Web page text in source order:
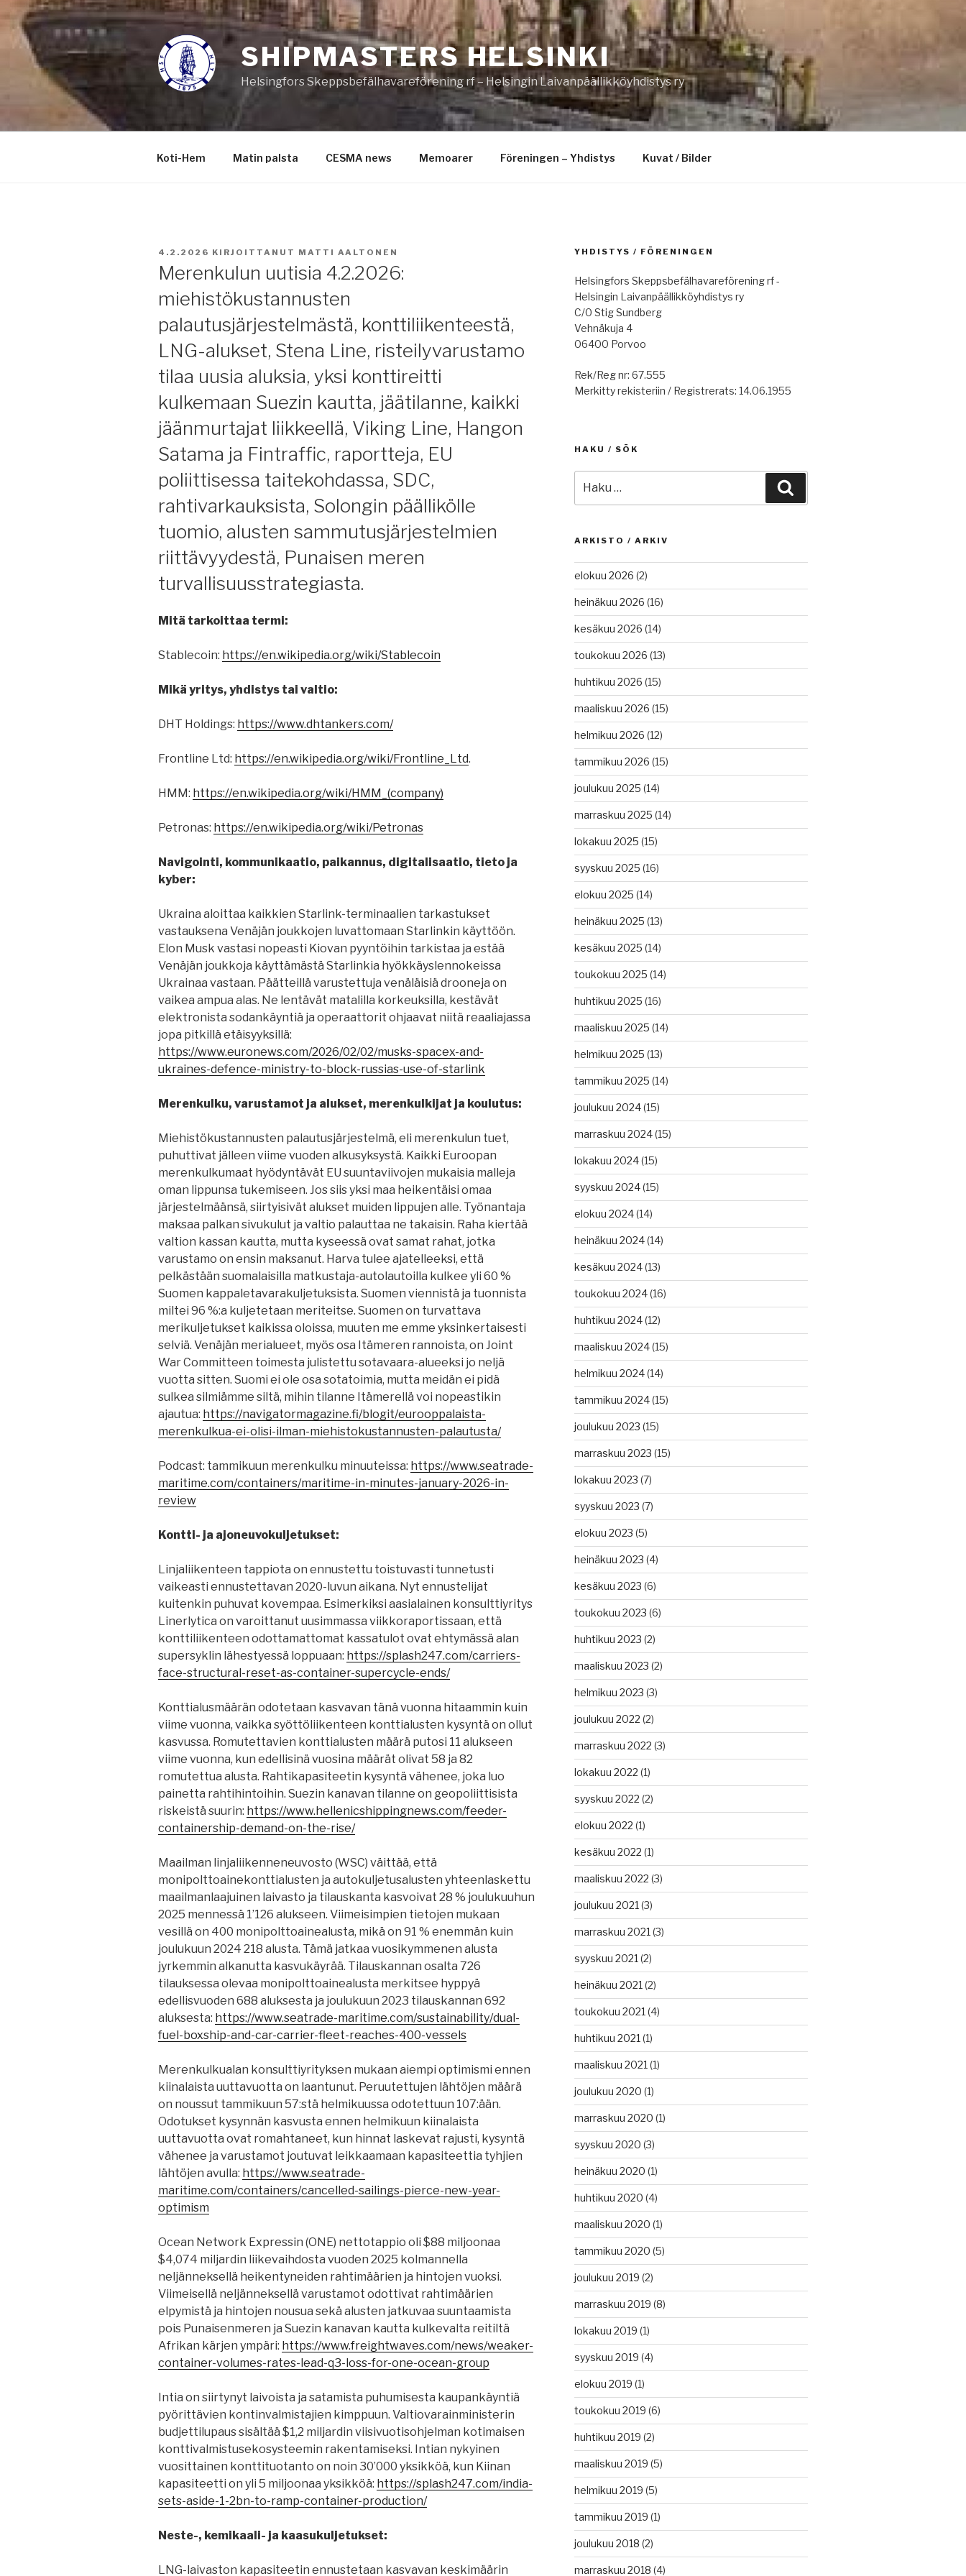
Siirry
sisältöön
SHIPMASTERS HELSINKI
Helsingfors Skeppsbefälhavareförening rf – Helsingin Laivanpäällikköyhdistys ry
Koti-Hem Matin palsta CESMA news Memoarer Föreningen – Yhdistys Kuvat / Bilder
JULKAISTU
4.2.2026 KIRJOITTANUT MATTI AALTONEN
Merenkulun uutisia 4.2.2026:
miehistökustannusten
palautusjärjestelmästä, konttiliikenteestä,
LNG-alukset, Stena Line, risteilyvarustamo
tilaa uusia aluksia, yksi konttireitti
kulkemaan Suezin kautta, jäätilanne, kaikki
jäänmurtajat liikkeellä, Viking Line, Hangon
Satama ja Fintraffic, raportteja, EU
poliittisessa taitekohdassa, SDC,
rahtivarkauksista, Solongin päällikölle
tuomio, alusten sammutusjärjestelmien
riittävyydestä, Punaisen meren
turvallisuusstrategiasta.
Mitä tarkoittaa termi:
Stablecoin: https://en.wikipedia.org/wiki/Stablecoin
Mikä yritys, yhdistys tai valtio:
DHT Holdings: https://www.dhtankers.com/
Frontline Ltd: https://en.wikipedia.org/wiki/Frontline_Ltd.
HMM: https://en.wikipedia.org/wiki/HMM_(company)
Petronas: https://en.wikipedia.org/wiki/Petronas
Navigointi, kommunikaatio, paikannus, digitalisaatio, tieto ja
kyber:
Ukraina aloittaa kaikkien Starlink-terminaalien tarkastukset
vastauksena Venäjän joukkojen luvattomaan Starlinkin käyttöön.
Elon Musk vastasi nopeasti Kiovan pyyntöihin tarkistaa ja estää
Venäjän joukkoja käyttämästä Starlinkia hyökkäyslennokeissa
Ukrainaa vastaan. Päätteillä varustettuja venäläisiä drooneja on
vaikea ampua alas. Ne lentävät matalilla korkeuksilla, kestävät
elektronista sodankäyntiä ja operaattorit ohjaavat niitä reaaliajassa
jopa pitkillä etäisyyksillä:
https://www.euronews.com/2026/02/02/musks-spacex-and-
ukraines-defence-ministry-to-block-russias-use-of-starlink
Merenkulku, varustamot ja alukset, merenkulkijat ja koulutus:
Miehistökustannusten palautusjärjestelmä, eli merenkulun tuet,
puhuttivat jälleen viime vuoden alkusyksystä. Kaikki Euroopan
merenkulkumaat hyödyntävät EU suuntaviivojen mukaisia malleja
oman lippunsa tukemiseen. Jos siis yksi maa heikentäisi omaa
järjestelmäänsä, siirtyisivät alukset muiden lippujen alle. Työnantaja
maksaa palkan sivukulut ja valtio palauttaa ne takaisin. Raha kiertää
valtion kassan kautta, mutta kyseessä ovat samat rahat, jotka
varustamo on ensin maksanut. Harva tulee ajatelleeksi, että
pelkästään suomalaisilla matkustaja-autolautoilla kulkee yli 60 %
Suomen kappaletavarakuljetuksista. Suomen viennistä ja tuonnista
miltei 96 %:a kuljetetaan meriteitse. Suomen on turvattava
merikuljetukset kaikissa oloissa, muuten me emme yksinkertaisesti
selviä. Venäjän merialueet, myös osa Itämeren rannoista, on Joint
War Committeen toimesta julistettu sotavaara-alueeksi jo neljä
vuotta sitten. Suomi ei ole osa sotatoimia, mutta meidän ei pidä
sulkea silmiämme siltä, mihin tilanne Itämerellä voi nopeastikin
ajautua: https://navigatormagazine.fi/blogit/eurooppalaista-
merenkulkua-ei-olisi-ilman-miehistokustannusten-palautusta/
Podcast: tammikuun merenkulku minuuteissa: https://www.seatrade-
maritime.com/containers/maritime-in-minutes-january-2026-in-
review
Kontti- ja ajoneuvokuljetukset:
Linjaliikenteen tappiota on ennustettu toistuvasti tunnetusti
vaikeasti ennustettavan 2020-luvun aikana. Nyt ennustelijat
kuitenkin puhuvat kovempaa. Esimerkiksi aasialainen konsulttiyritys
Linerlytica on varoittanut uusimmassa viikkoraportissaan, että
konttiliikenteen odottamattomat kassatulot ovat ehtymässä alan
supersyklin lähestyessä loppuaan: https://splash247.com/carriers-
face-structural-reset-as-container-supercycle-ends/
Konttialusmäärän odotetaan kasvavan tänä vuonna hitaammin kuin
viime vuonna, vaikka syöttöliikenteen konttialusten kysyntä on ollut
kasvussa. Romutettavien konttialusten määrä putosi 11 alukseen
viime vuonna, kun edellisinä vuosina määrät olivat 58 ja 82
romutettua alusta. Rahtikapasiteetin kysyntä vähenee, joka luo
painetta rahtihintoihin. Suezin kanavan tilanne on geopoliittisista
riskeistä suurin: https://www.hellenicshippingnews.com/feeder-
containership-demand-on-the-rise/
Maailman linjaliikenneneuvosto (WSC) väittää, että
monipolttoainekonttialusten ja autokuljetusalusten yhteenlaskettu
maailmanlaajuinen laivasto ja tilauskanta kasvoivat 28 % joulukuuhun
2025 mennessä 1’126 alukseen. Viimeisimpien tietojen mukaan
vesillä on 400 monipolttoainealusta, mikä on 91 % enemmän kuin
joulukuun 2024 218 alusta. Tämä jatkaa vuosikymmenen alusta
jyrkemmin alkanutta kasvukäyrää. Tilauskannan osalta 726
tilauksessa olevaa monipolttoainealusta merkitsee hyppyä
edellisvuoden 688 aluksesta ja joulukuun 2023 tilauskannan 692
aluksesta: https://www.seatrade-maritime.com/sustainability/dual-
fuel-boxship-and-car-carrier-fleet-reaches-400-vessels
Merenkulkualan konsulttiyrityksen mukaan aiempi optimismi ennen
kiinalaista uuttavuotta on laantunut. Peruutettujen lähtöjen määrä
on noussut tammikuun 57:stä helmikuussa odotettuun 107:ään.
Odotukset kysynnän kasvusta ennen helmikuun kiinalaista
uuttavuotta ovat romahtaneet, kun hinnat laskevat rajusti, kysyntä
vähenee ja varustamot joutuvat leikkaamaan kapasiteettia tyhjien
lähtöjen avulla: https://www.seatrade-
maritime.com/containers/cancelled-sailings-pierce-new-year-
optimism
Ocean Network Expressin (ONE) nettotappio oli $88 miljoonaa
$4,074 miljardin liikevaihdosta vuoden 2025 kolmannella
neljänneksellä heikentyneiden rahtimäärien ja hintojen vuoksi.
Viimeisellä neljänneksellä varustamot odottivat rahtimäärien
elpymistä ja hintojen nousua sekä alusten jatkuvaa suuntaamista
pois Punaisenmeren ja Suezin kanavan kautta kulkevalta reitiltä
Afrikan kärjen ympäri: https://www.freightwaves.com/news/weaker-
container-volumes-rates-lead-q3-loss-for-one-ocean-group
Intia on siirtynyt laivoista ja satamista puhumisesta kaupankäyntiä
pyörittävien kontinvalmistajien kimppuun. Valtiovarainministerin
budjettilupaus sisältää $1,2 miljardin viisivuotisohjelman kotimaisen
konttivalmistusekosysteemin rakentamiseksi. Intian nykyinen
vuosittainen konttituotanto on noin 30’000 yksikköä, kun Kiinan
kapasiteetti on yli 5 miljoonaa yksikköä: https://splash247.com/india-
sets-aside-1-2bn-to-ramp-container-production/
Neste-, kemikaali- ja kaasukuljetukset:
LNG-laivaston kapasiteetin ennustetaan kasvavan keskimäärin
YHDISTYS / FÖRENINGEN
Helsingfors Skeppsbefälhavareförening rf -
Helsingin Laivanpäällikköyhdistys ry
C/0 Stig Sundberg
Vehnäkuja 4
06400 Porvoo
Rek/Reg nr: 67.555
Merkitty rekisteriin / Registrerats: 14.06.1955
HAKU / SÖK
ARKISTO / ARKIV
elokuu 2026 (2)
heinäkuu 2026 (16)
kesäkuu 2026 (14)
toukokuu 2026 (13)
huhtikuu 2026 (15)
maaliskuu 2026 (15)
helmikuu 2026 (12)
tammikuu 2026 (15)
joulukuu 2025 (14)
marraskuu 2025 (14)
lokakuu 2025 (15)
syyskuu 2025 (16)
elokuu 2025 (14)
heinäkuu 2025 (13)
kesäkuu 2025 (14)
toukokuu 2025 (14)
huhtikuu 2025 (16)
maaliskuu 2025 (14)
helmikuu 2025 (13)
tammikuu 2025 (14)
joulukuu 2024(15)
marraskuu 2024(15)
lokakuu 2024(15)
syyskuu 2024(15)
elokuu 2024(14)
heinäkuu 2024(14)
kesäkuu 2024(13)
toukokuu 2024(16)
huhtikuu 2024(12)
maaliskuu 2024(15)
helmikuu 2024(14)
tammikuu 2024(15)
joulukuu 2023 (15)
marraskuu 2023 (15)
lokakuu 2023 (7)
syyskuu 2023 (7)
elokuu 2023 (5)
heinäkuu 2023 (4)
kesäkuu 2023 (6)
toukokuu 2023 (6)
huhtikuu 2023 (2)
maaliskuu 2023 (2)
helmikuu 2023 (3)
joulukuu 2022 (2)
marraskuu 2022 (3)
lokakuu 2022 (1)
syyskuu 2022 (2)
elokuu 2022 (1)
kesäkuu 2022 (1)
maaliskuu 2022 (3)
joulukuu 2021 (3)
marraskuu 2021 (3)
syyskuu 2021 (2)
heinäkuu 2021 (2)
toukokuu 2021 (4)
huhtikuu 2021 (1)
maaliskuu 2021 (1)
joulukuu 2020 (1)
marraskuu 2020 (1)
syyskuu 2020 (3)
heinäkuu 2020 (1)
huhtikuu 2020 (4)
maaliskuu 2020 (1)
tammikuu 2020 (5)
joulukuu 2019 (2)
marraskuu 2019 (8)
lokakuu 2019 (1)
syyskuu 2019 (4)
elokuu 2019 (1)
toukokuu 2019 (6)
huhtikuu 2019 (2)
maaliskuu 2019 (5)
helmikuu 2019 (5)
tammikuu 2019 (1)
joulukuu 2018 (2)
marraskuu 2018 (4)